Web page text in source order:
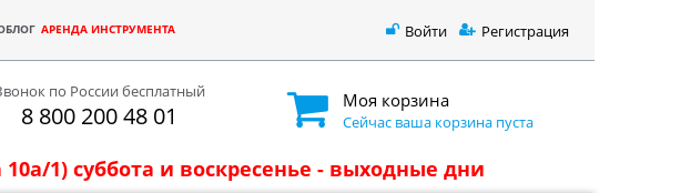
АРЕНДА ИНСТРУМЕНТА Войти Регистрация
по России бесплатный
8 800 200 48 01
Моя корзина
Сейчас ваша корзина пуста
1) суббота и воскресенье - выходные дни